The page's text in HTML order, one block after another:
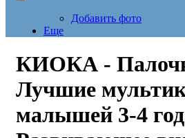
Добавить фото
Еще
КИОКА -
Лучшие
малышей 3-4